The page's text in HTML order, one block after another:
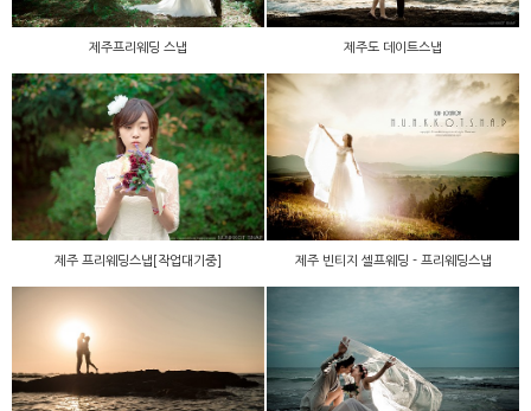
제주프리웨딩 스냅 제주도 데이트스냅
제주 프리웨딩스냅[작업대기중] 제주 빈티지 셀프웨딩 - 프리웨딩스냅